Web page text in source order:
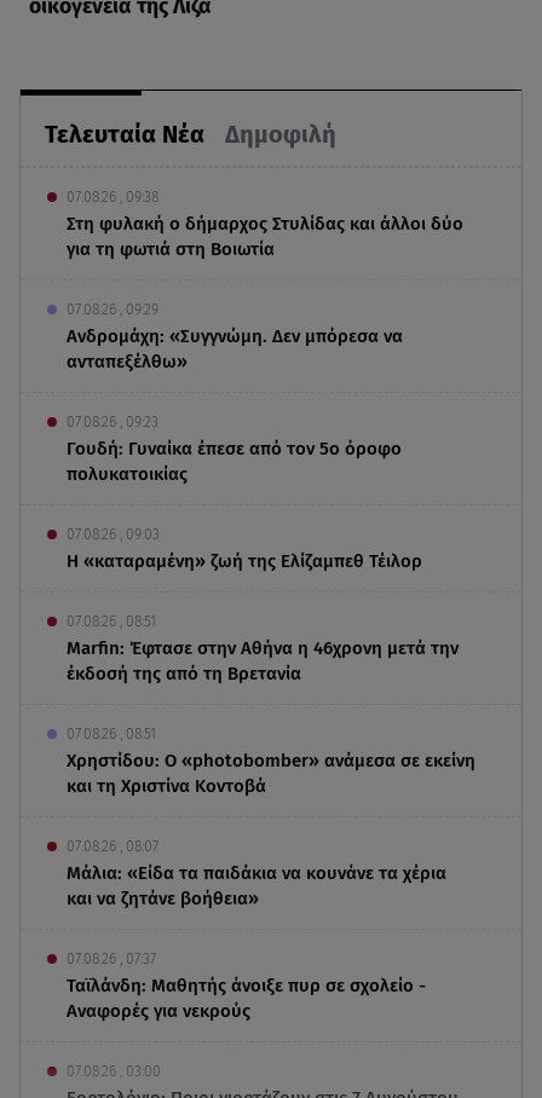
Τελευταία Νέα Δημοφιλή
07.08.26 , 09:38
Στη φυλακή ο δήμαρχος Στυλίδας και άλλοι δύο
για τη φωτιά στη Βοιωτία
07.08.26 , 09:29
Ανδρομάχη: «Συγγνώμη. Δεν μπόρεσα να
ανταπεξέλθω»
07.08.26 , 09:23
Γουδή: Γυναίκα έπεσε από τον 5ο όροφο
πολυκατοικίας
07.08.26 , 09:03
Η «καταραμένη»​​​​​​​ ζωή της Ελίζαμπεθ Τέιλορ
07.08.26 , 08:51
Marfin: Έφτασε στην Αθήνα η 46χρονη μετά την
έκδοσή της από τη Βρετανία
07.08.26 , 08:51
Χρηστίδου: Ο «photobomber» ανάμεσα σε εκείνη
και τη Χριστίνα Κοντοβά
07.08.26 , 08:07
Μάλια: «Είδα τα παιδάκια να κουνάνε τα χέρια
και να ζητάνε βοήθεια»
07.08.26 , 07:37
Ταϊλάνδη: Μαθητής άνοιξε πυρ σε σχολείο -
Αναφορές για νεκρούς
07.08.26 , 03:00
οικογένεια της Λίζα